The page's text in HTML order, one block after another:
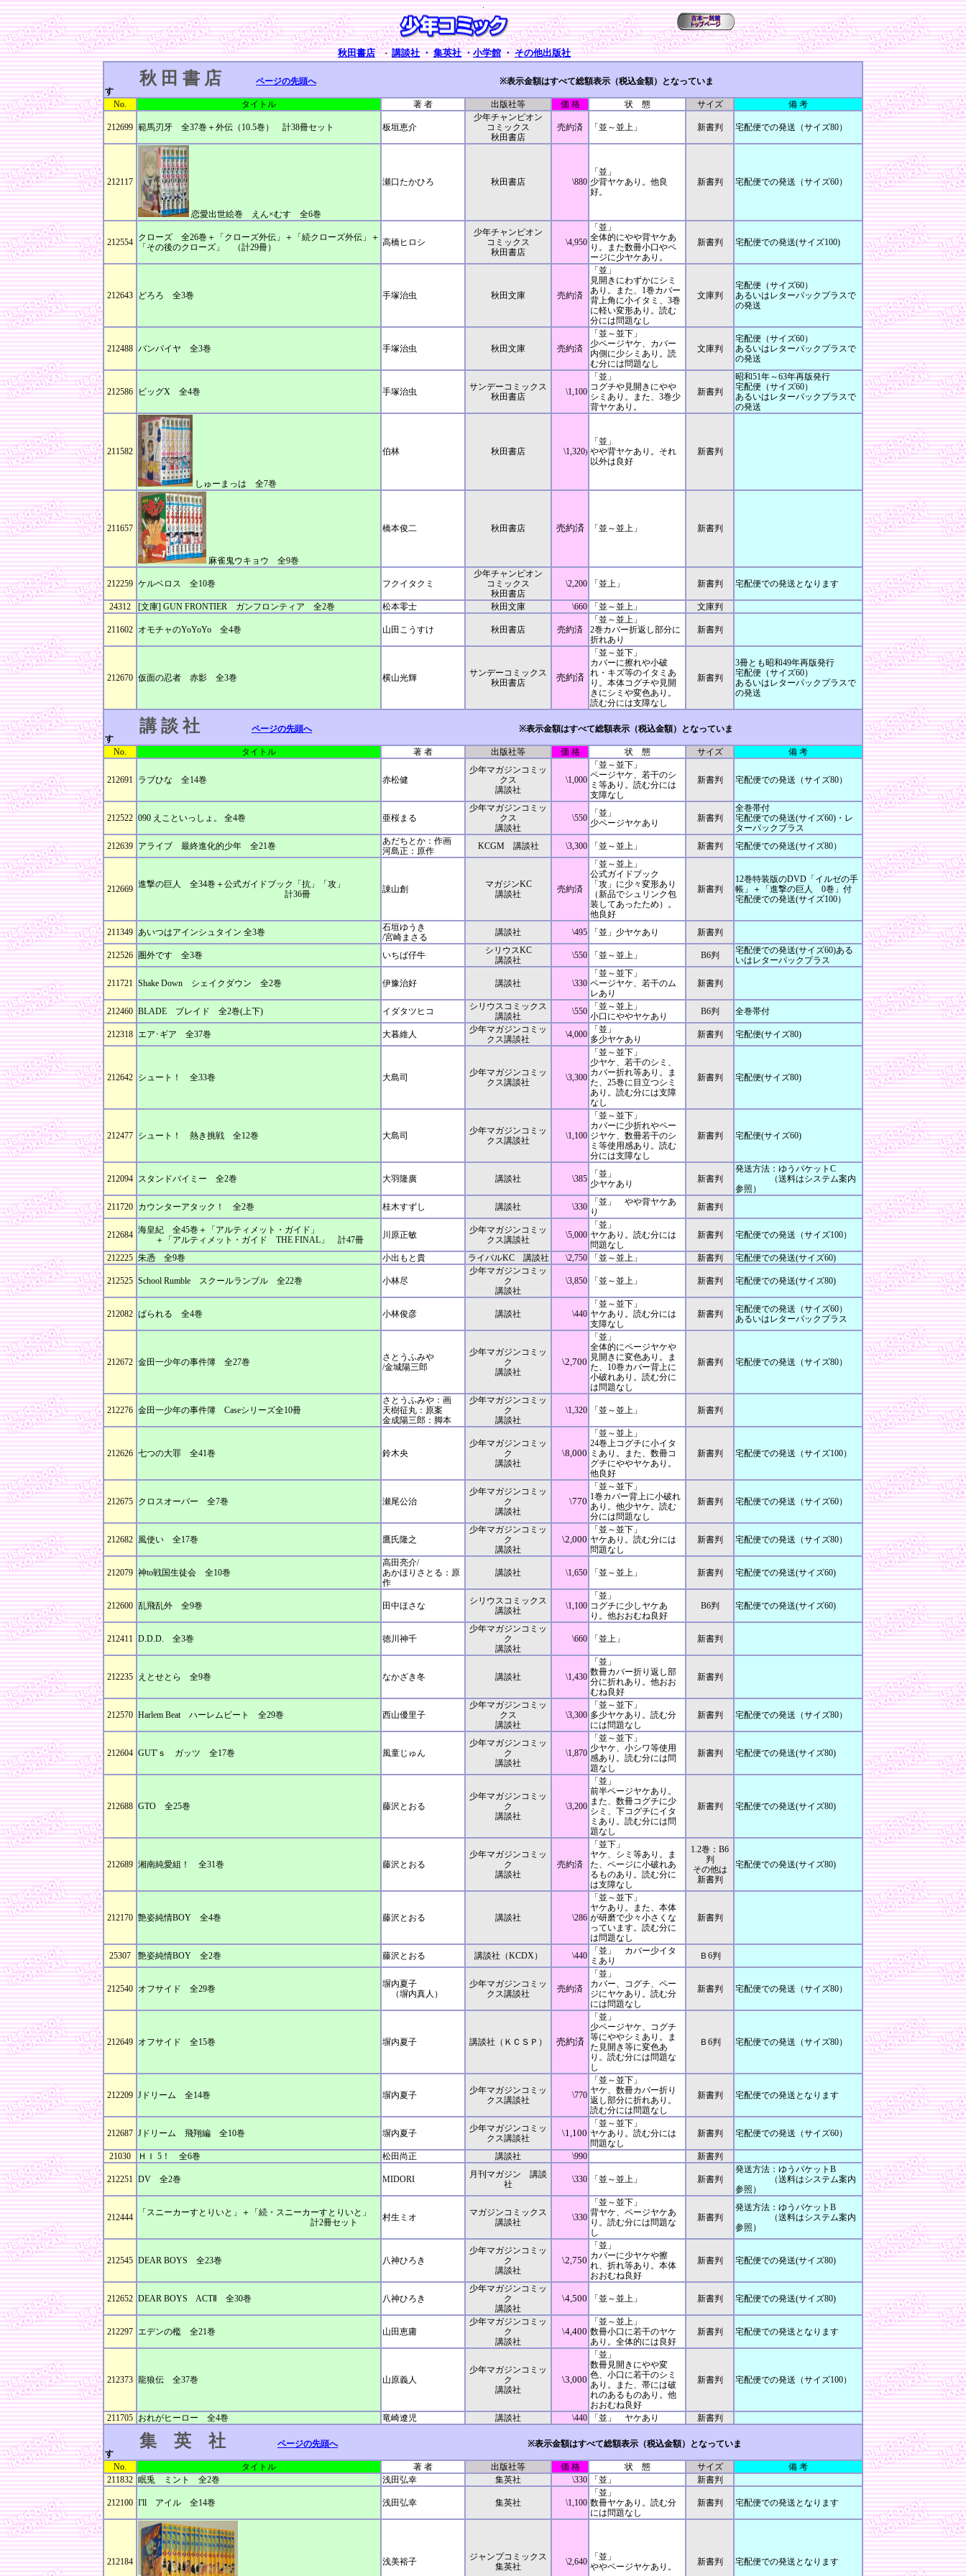
.
秋田書店・講談社・集英社 ・小学館 ・その他出版社
秋 田 書 店 ページの先頭へ
※表示金額はすべて総額表示（税込金額）となっていま
す
No.
タイトル 著 者 出版社等 価 格 状 態 サイズ 備 考
212699 範馬刃牙 全37巻＋外伝（10.5巻） 計38冊セット 板垣恵介
少年チャンピオン
コミックス
秋田書店
売約済 「並～並上」 新書判 宅配便での発送（サイズ80）
212117
恋愛出世絵巻 えん×むす 全6巻
瀬口たかひろ 秋田書店 \880
「並」
少背ヤケあり。他良
好。
新書判 宅配便での発送（サイズ60）
212554 クローズ 全26巻＋「クローズ外伝」＋「続クローズ外伝」＋
「その後のクローズ」 （計29冊）
高橋ヒロシ
少年チャンピオン
コミックス
秋田書店
\4,950
「並」
全体的にやや背ヤケあ
り。また数冊小口やペ
ージに少ヤケあり。
新書判 宅配便での発送(サイズ100)
212643 どろろ 全3巻 手塚治虫 秋田文庫 売約済
「並」
見開きにわずかにシミ
あり。また、1巻カバー
背上角に小イタミ、3巻
に軽い変形あり。読む
分には問題なし
文庫判
宅配便（サイズ60）
あるいはレターパックプラスで
の発送
212488 バンパイヤ 全3巻 手塚治虫 秋田文庫 売約済
「並～並下」
少ページヤケ、カバー
内側に少シミあり。読
む分には問題なし
文庫判
宅配便（サイズ60）
あるいはレターパックプラスで
の発送
212586 ビッグX 全4巻 手塚治虫
サンデーコミックス
秋田書店
\1,100
「並」
コグチや見開きにやや
シミあり。また、3巻少
背ヤケあり。
新書判
昭和51年～63年再版発行
宅配便（サイズ60）
あるいはレターパックプラスで
の発送
211582
しゅーまっは 全7巻
伯林 秋田書店 \1,320)
「並」
やや背ヤケあり。それ
以外は良好
新書判
211657
麻雀鬼ウキョウ 全9巻
橋本俊二 秋田書店 売約済 「並～並上」 新書判
212259 ケルベロス 全10巻 フクイタクミ
少年チャンピオン
コミックス
秋田書店
\2,200 「並上」 新書判 宅配便での発送となります
24312 [文庫] GUN FRONTIER ガンフロンティア 全2巻 松本零士 秋田文庫 \660 「並～並上」 文庫判
211602 オモチャのYoYoYo 全4巻 山田こうすけ 秋田書店 売約済
「並～並上」
2巻カバー折返し部分に
折れあり
新書判
212670 仮面の忍者 赤影 全3巻 横山光輝
サンデーコミックス
秋田書店
売約済
「並～並下」
カバーに擦れや小破
れ・キズ等のイタミあ
り。本体コグチや見開
きにシミや変色あり。
読む分には支障なし
新書判
3冊とも昭和49年再版発行
宅配便（サイズ60）
あるいはレターパックプラスで
の発送
講 談 社 ページの先頭へ
※表示金額はすべて総額表示（税込金額）となっていま
す
No.
タイトル 著 者 出版社等 価 格 状 態 サイズ 備 考
212691 ラブひな 全14巻 赤松健
少年マガジンコミッ
クス
講談社
\1,000
「並～並下」
ページヤケ、若干のシ
ミ等あり。読む分には
支障なし
新書判 宅配便での発送（サイズ80）
212522 090 えこといっしょ。 全4巻 亜桜まる
少年マガジンコミッ
クス
講談社
\550
「並」
少ページヤケあり
新書判
全巻帯付
宅配便での発送(サイズ60)・レ
ターパックプラス
212639 アライブ 最終進化的少年 全21巻
あだちとか：作画
河島正：原作
KCGM 講談社 \3,300 「並～並上」 新書判 宅配便での発送(サイズ80）
212669 進撃の巨人 全34巻＋公式ガイドブック「抗」「攻」
計36冊
諌山創
マガジンKC
講談社
売約済
「並～並上」
公式ガイドブック
「攻」に少々変形あり
（新品でシュリンク包
装してあったため）。
他良好
新書判
12巻特装版のDVD「イルゼの手
帳」＋「進撃の巨人 0巻」付
宅配便での発送(サイズ100）
211349 あいつはアインシュタイン 全3巻
石垣ゆうき
/宮崎まさる
講談社 \495 「並」少ヤケあり 新書判
212526 圏外です 全3巻 いちば仔牛
シリウスKC
講談社
\550 「並～並上」 B6判
宅配便での発送(サイズ60)ある
いはレターパックプラス
211721 Shake Down シェイクダウン 全2巻 伊豫治好 講談社 \330
「並～並下」
ページヤケ、若干のム
レあり
新書判
212460 BLADE ブレイド 全2巻(上下) イダタツヒコ
シリウスコミックス
講談社
\550
「並～並上」
小口にややヤケあり
B6判 全巻帯付
212318 エア･ギア 全37巻 大暮維人
少年マガジンコミッ
クス講談社
\4,000
「並」
多少ヤケあり
新書判 宅配便(サイズ80)
212642 シュート！ 全33巻 大島司
少年マガジンコミッ
クス講談社
\3,300
「並～並下」
少ヤケ、若干のシミ、
カバー折れ等あり。ま
た、25巻に目立つシミ
あり。読む分には支障
なし
新書判 宅配便(サイズ80)
212477 シュート！ 熱き挑戦 全12巻 大島司
少年マガジンコミッ
クス講談社
\1,100
「並～並下」
カバーに少折れやペー
ジヤケ、数冊若干のシ
ミ等使用感あり。読む
分には支障なし
新書判 宅配便(サイズ60)
212094 スタンドバイミー 全2巻 大羽隆廣 講談社 \385
「並」
少ヤケあり
新書判
発送方法：ゆうパケットC
（送料はシステム案内
参照）
211720 カウンターアタック！ 全2巻 桂木すずし 講談社 \330
「並」 やや背ヤケあ
り
新書判
212684 海皇紀 全45巻＋「アルティメット・ガイド」
＋「アルティメット・ガイド THE FINAL」 計47冊
川原正敏
少年マガジンコミッ
クス講談社
\5,000
「並」
ヤケあり。読む分には
問題なし
新書判 宅配便での発送（サイズ100）
212225 朱憑 全9巻 小出もと貴 ライバルKC 講談社 \2,750 「並～並上」 新書判 宅配便での発送(サイズ60)
212525 School Rumble スクールランブル 全22巻 小林尽
少年マガジンコミッ
ク
講談社
\3,850 「並～並上」 新書判 宅配便での発送(サイズ80)
212082 ぱられる 全4巻 小林俊彦 講談社 \440
「並～並下」
ヤケあり。読む分には
支障なし
新書判
宅配便での発送（サイズ60）
あるいはレターパックプラス
212672 金田一少年の事件簿 全27巻
さとうふみや
/金城陽三郎
少年マガジンコミッ
ク
講談社
\2,700
「並」
全体的にページヤケや
見開きに変色あり。ま
た、10巻カバー背上に
小破れあり。読む分に
は問題なし
新書判 宅配便での発送（サイズ80）
212276 金田一少年の事件簿 Caseシリーズ全10冊
さとうふみや：画
天樹征丸：原案
金成陽三郎：脚本
少年マガジンコミッ
ク
講談社
\1,320 「並～並上」 新書判
212626 七つの大罪 全41巻 鈴木央
少年マガジンコミッ
ク
講談社
\8,000
「並～並上」
24巻上コグチに小イタ
ミあり。また、数冊コ
グチにややヤケあり。
他良好
新書判 宅配便での発送（サイズ100）
212675 クロスオーバー 全7巻 瀬尾公治
少年マガジンコミッ
ク
講談社
\770
「並～並下」
1巻カバー背上に小破れ
あり。他少ヤケ。読む
分には問題なし
新書判 宅配便での発送（サイズ60）
212682 風使い 全17巻 鷹氏隆之
少年マガジンコミッ
ク
講談社
\2,000
「並～並下」
ヤケあり。読む分には
問題なし
新書判 宅配便での発送（サイズ80）
212079 神to戦国生徒会 全10巻
高田亮介/
あかほりさとる：原
作
講談社 \1,650 「並～並上」 新書判 宅配便での発送(サイズ60)
212600 乱飛乱外 全9巻 田中ほさな
シリウスコミックス
講談社
\1,100
「並」
コグチに少しヤケあ
り。他おおむね良好
B6判 宅配便での発送(サイズ60)
212411 D.D.D. 全3巻 徳川神千
少年マガジンコミッ
ク
講談社
\660 「並上」 新書判
212235 えとせとら 全9巻 なかざき冬 講談社 \1,430
「並」
数冊カバー折り返し部
分に折れあり。他おお
むね良好
新書判
212570 Harlem Beat ハーレムビート 全29巻 西山優里子
少年マガジンコミッ
クス
講談社
\3,300
「並～並下」
多少ヤケあり。読む分
には問題なし
新書判 宅配便での発送（サイズ80）
212604 GUT'ｓ ガッツ 全17巻 風童じゅん
少年マガジンコミッ
ク
講談社
\1,870
「並～並下」
少ヤケ、小シワ等使用
感あり。読む分には問
題なし
新書判 宅配便での発送(サイズ80)
212688 GTO 全25巻 藤沢とおる
少年マガジンコミッ
ク
講談社
\3,200
「並」
前半ページヤケあり。
また、数冊コグチに少
シミ、下コグチにイタ
ミあり。読む分には問
題なし
新書判 宅配便での発送(サイズ80)
212689 湘南純愛組！ 全31巻 藤沢とおる
少年マガジンコミッ
ク
講談社
売約済
「並下」
ヤケ、シミ等あり。ま
た、ページに小破れあ
るものあり。読む分に
は支障なし
1.2巻：B6
判
その他は
新書判
宅配便での発送(サイズ80)
212170 艶姿純情BOY 全4巻 藤沢とおる 講談社 \286
「並～並下」
ヤケあり。また、本体
が研磨で少々小さくな
っています。読む分に
は問題なし
新書判
25307 艶姿純情BOY 全2巻 藤沢とおる 講談社（KCDX） \440
「並」 カバー少イタ
ミあり
Ｂ6判
212540 オフサイド 全29巻
塀内夏子
（塀内真人）
少年マガジンコミッ
クス講談社
売約済
「並」
カバー、コグチ、ペー
ジにヤケあり。読む分
には問題なし
新書判 宅配便での発送（サイズ80）
212649 オフサイド 全15巻 塀内夏子 講談社（ＫＣＳＰ） 売約済
「並」
少ページヤケ、コグチ
等にややシミあり。ま
た見開き等に変色あ
り。読む分には問題な
し
Ｂ6判 宅配便での発送（サイズ80）
212209 Jドリーム 全14巻 塀内夏子
少年マガジンコミッ
クス講談社
\770
「並～並下」
ヤケ、数冊カバー折り
返し部分に折れあり。
読む分には問題なし
新書判 宅配便での発送となります
212687 Jドリーム 飛翔編 全10巻 塀内夏子
少年マガジンコミッ
クス講談社
\1,100
「並～並下」
ヤケあり。読む分には
問題なし
新書判 宅配便での発送（サイズ60）
21030 ＨＩ 5！ 全6巻 松田尚正 講談社 \990 新書判
212251 DV 全2巻 MIDORI
月刊マガジン 講談
社
\330 「並～並上」 新書判
発送方法：ゆうパケットB
（送料はシステム案内
参照）
212444
「スニーカーすとりいと」＋「続・スニーカーすとりいと」
計2冊セット
村生ミオ
マガジンコミックス
講談社
\330
「並～並下」
背ヤケ、ページヤケあ
り。読む分には問題な
し
新書判
発送方法：ゆうパケットB
（送料はシステム案内
参照）
212545 DEAR BOYS 全23巻 八神ひろき
少年マガジンコミッ
ク
講談社
\2,750
「並」
カバーに少ヤケや擦
れ、折れ等あり。本体
おおむね良好
新書判 宅配便での発送(サイズ80)
212652 DEAR BOYS ACTⅡ 全30巻 八神ひろき
少年マガジンコミッ
ク
講談社
\4,500 「並～並上」 新書判 宅配便での発送(サイズ80)
212297 エデンの檻 全21巻 山田恵庸
少年マガジンコミッ
ク
講談社
\4,400
「並～並上」
数冊小口に若干のヤケ
あり。全体的には良好
新書判 宅配便での発送となります
212373 龍狼伝 全37巻 山原義人
少年マガジンコミッ
ク
講談社
\3,000
「並」
数冊見開きにやや変
色、小口に若干のシミ
あり。また、帯には破
れのあるものあり。他
おおむね良好
新書判 宅配便での発送（サイズ100）
211705 おれがヒーロー 全4巻 竜崎遼児 講談社 \440 「並」 ヤケあり 新書判
集 英 社 ページの先頭へ
※表示金額はすべて総額表示（税込金額）となっていま
す
No.
タイトル 著 者 出版社等 価 格 状 態 サイズ
備 考
211832 眠兎 ミント 全2巻 浅田弘幸 集英社 \330 「並」 新書判
212100 I'll アイル 全14巻 浅田弘幸 集英社 \1,100
「並」
数冊ヤケあり。読む分
には問題なし
新書判 宅配便での発送となります
212184 浅美裕子
ジャンプコミックス
集英社
\2,640
「並」
ややページヤケあり。
新書判 宅配便での発送となります